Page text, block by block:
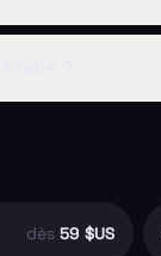
dès 59 $US